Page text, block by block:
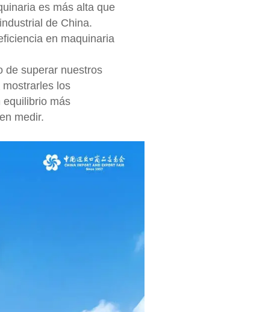
es más alta que
de China.
en maquinaria
de superar nuestros
los
equilibrio más
medir.